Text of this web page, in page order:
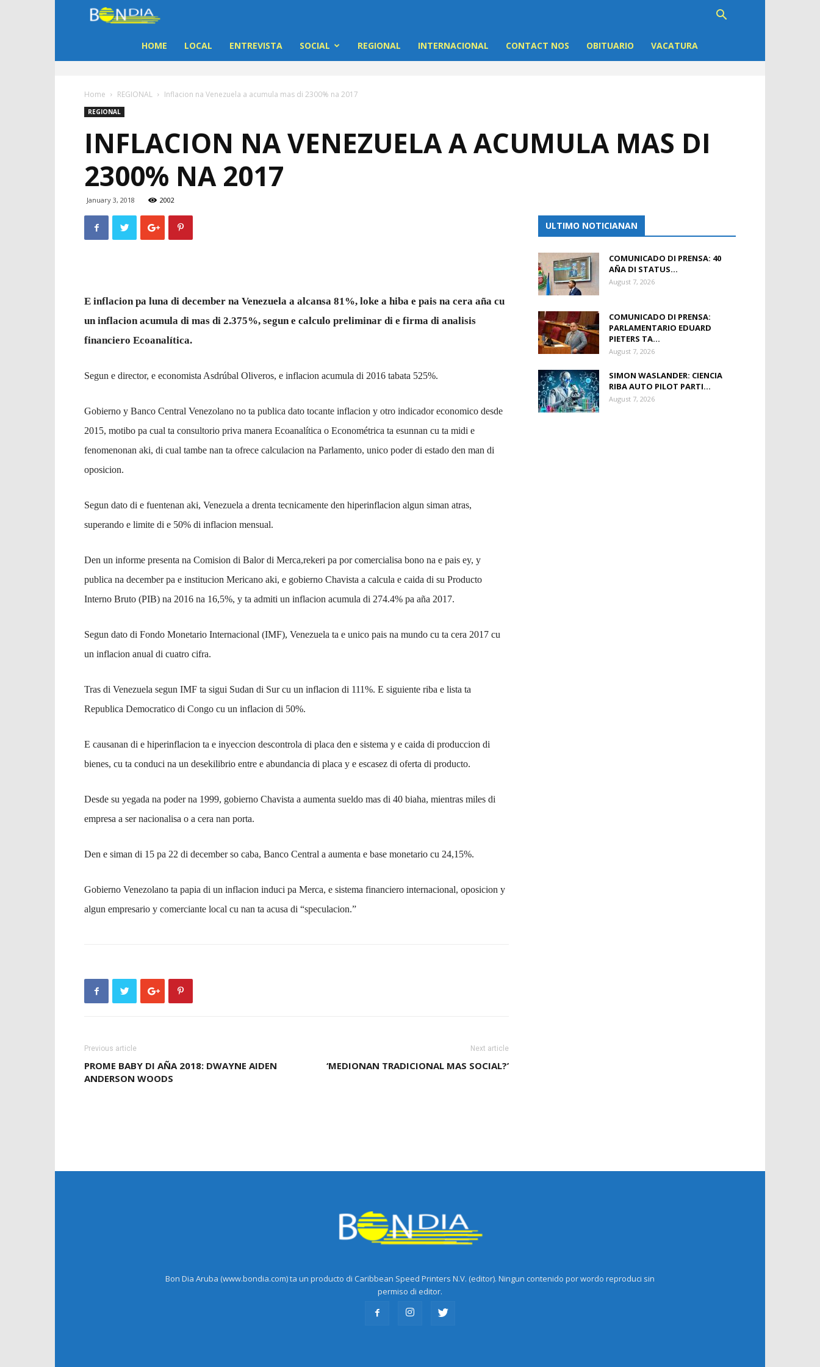
Dia
Noticia
Aruba
HOME LOCAL ENTREVISTA SOCIAL REGIONAL INTERNACIONAL CONTACT NOS OBITUARIO VACATURA
Home REGIONAL Inflacion na Venezuela a acumula mas di 2300% na 2017
REGIONAL
INFLACION NA VENEZUELA A ACUMULA MAS DI
2300% NA 2017
January 3, 2018 2002
E inflacion pa luna di december na Venezuela a alcansa 81%, loke a hiba e pais na cera aña cu
un inflacion acumula di mas di 2.375%, segun e calculo preliminar di e firma di analisis
financiero Ecoanalítica.
Segun e director, e economista Asdrúbal Oliveros, e inflacion acumula di 2016 tabata 525%.
Gobierno y Banco Central Venezolano no ta publica dato tocante inflacion y otro indicador economico desde
2015, motibo pa cual ta consultorio priva manera Ecoanalítica o Econométrica ta esunnan cu ta midi e
fenomenonan aki, di cual tambe nan ta ofrece calculacion na Parlamento, unico poder di estado den man di
oposicion.
Segun dato di e fuentenan aki, Venezuela a drenta tecnicamente den hiperinflacion algun siman atras,
superando e limite di e 50% di inflacion mensual.
Den un informe presenta na Comision di Balor di Merca,rekeri pa por comercialisa bono na e pais ey, y
publica na december pa e institucion Mericano aki, e gobierno Chavista a calcula e caida di su Producto
Interno Bruto (PIB) na 2016 na 16,5%, y ta admiti un inflacion acumula di 274.4% pa aña 2017.
Segun dato di Fondo Monetario Internacional (IMF), Venezuela ta e unico pais na mundo cu ta cera 2017 cu
un inflacion anual di cuatro cifra.
Tras di Venezuela segun IMF ta sigui Sudan di Sur cu un inflacion di 111%. E siguiente riba e lista ta
Republica Democratico di Congo cu un inflacion di 50%.
E causanan di e hiperinflacion ta e inyeccion descontrola di placa den e sistema y e caida di produccion di
bienes, cu ta conduci na un desekilibrio entre e abundancia di placa y e escasez di oferta di producto.
Desde su yegada na poder na 1999, gobierno Chavista a aumenta sueldo mas di 40 biaha, mientras miles di
empresa a ser nacionalisa o a cera nan porta.
Den e siman di 15 pa 22 di december so caba, Banco Central a aumenta e base monetario cu 24,15%.
Gobierno Venezolano ta papia di un inflacion induci pa Merca, e sistema financiero internacional, oposicion y
algun empresario y comerciante local cu nan ta acusa di “speculacion.”
Previous article
PROME BABY DI AÑA 2018: DWAYNE AIDEN
ANDERSON WOODS
Next article
‘MEDIONAN TRADICIONAL MAS SOCIAL?’
ULTIMO NOTICIANAN
COMUNICADO DI PRENSA: 40
AÑA DI STATUS...
August 7, 2026
COMUNICADO DI PRENSA:
PARLAMENTARIO EDUARD
PIETERS TA...
August 7, 2026
SIMON WASLANDER: CIENCIA
RIBA AUTO PILOT PARTI...
August 7, 2026
Bon Dia Aruba (www.bondia.com) ta un producto di Caribbean Speed Printers N.V. (editor). Ningun contenido por wordo reproduci sin
permiso di editor.